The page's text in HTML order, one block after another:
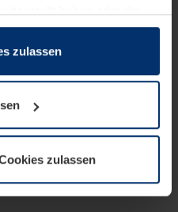
der Dienste gesammelt
Seite unbedingt
Cookie-Typen benötigen
können Sie jederzeit
Website ändern oder
zulassen
zulassen